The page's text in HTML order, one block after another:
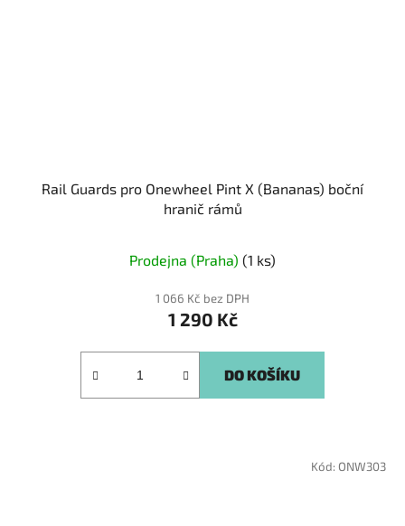
Rail Guards pro Onewheel Pint X (Bananas) boční
hranič rámů
Prodejna (Praha) (1 ks)
1 066 Kč bez DPH
1 290 Kč
DO KOŠÍKU
Kód: ONW303